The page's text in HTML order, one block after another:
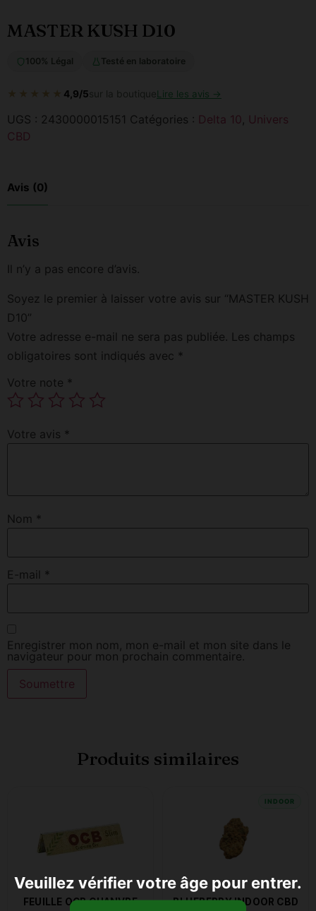
MASTER KUSH D10
100% Légal Testé en laboratoire
★★★★★ 4,9/5sur la boutiqueLire les avis →
UGS : 2430000015151 Catégories : Delta 10, Univers
CBD
Avis (0)
Avis
Il n’y a pas encore d’avis.
Soyez le premier à laisser votre avis sur “MASTER KUSH
D10”
Votre adresse e-mail ne sera pas publiée. Les champs
obligatoires sont indiqués avec *
Votre note *
Votre avis *
Nom *
E-mail *
Enregistrer mon nom, mon e-mail et mon site dans le
navigateur pour mon prochain commentaire.
Produits similaires
FEUILLE OCB CHANVRE
INDOOR
BLUEBERRY INDOOR CBD
Veuillez vérifier votre âge pour entrer.